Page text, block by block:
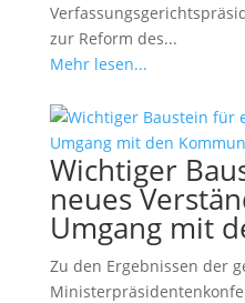
zur Reform des...
Mehr lesen...
Wichtiger
neues
Umgang mit
Zu den Ergebnissen der